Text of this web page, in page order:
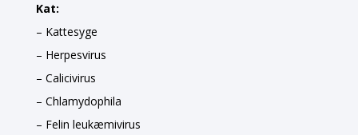
Kat:
– Kattesyge
– Herpesvirus
– Calicivirus
– Chlamydophila
– Felin leukæmivirus